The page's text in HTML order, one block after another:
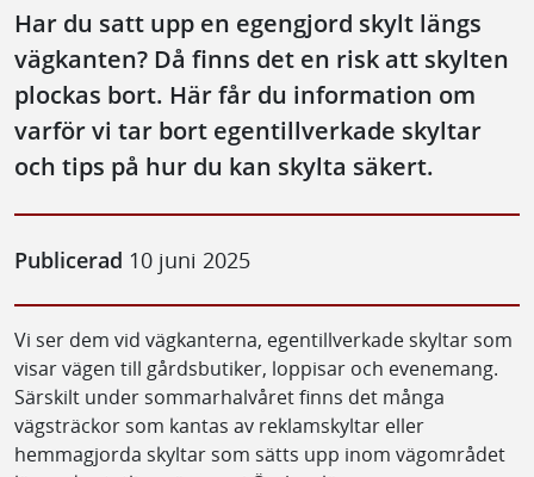
Har du satt upp en egengjord skylt längs
vägkanten? Då finns det en risk att skylten
plockas bort. Här får du information om
varför vi tar bort egentillverkade skyltar
och tips på hur du kan skylta säkert.
Publicerad 10 juni 2025
Vi ser dem vid vägkanterna, egentillverkade skyltar som
visar vägen till gårdsbutiker, loppisar och evenemang.
Särskilt under sommarhalvåret finns det många
vägsträckor som kantas av reklamskyltar eller
hemmagjorda skyltar som sätts upp inom vägområdet